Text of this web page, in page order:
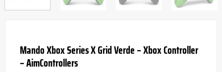
Mando Xbox Series X Grid Verde – Xbox Controller
– AimControllers